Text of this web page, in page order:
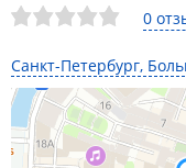
0
Санкт-Петербург,